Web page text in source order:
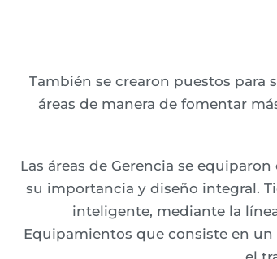
También se crearon puestos para
áreas de manera de fomentar
Las áreas de Gerencia se
su importancia y diseño integral.
inteligente, mediante la
Equipamientos que consiste en un